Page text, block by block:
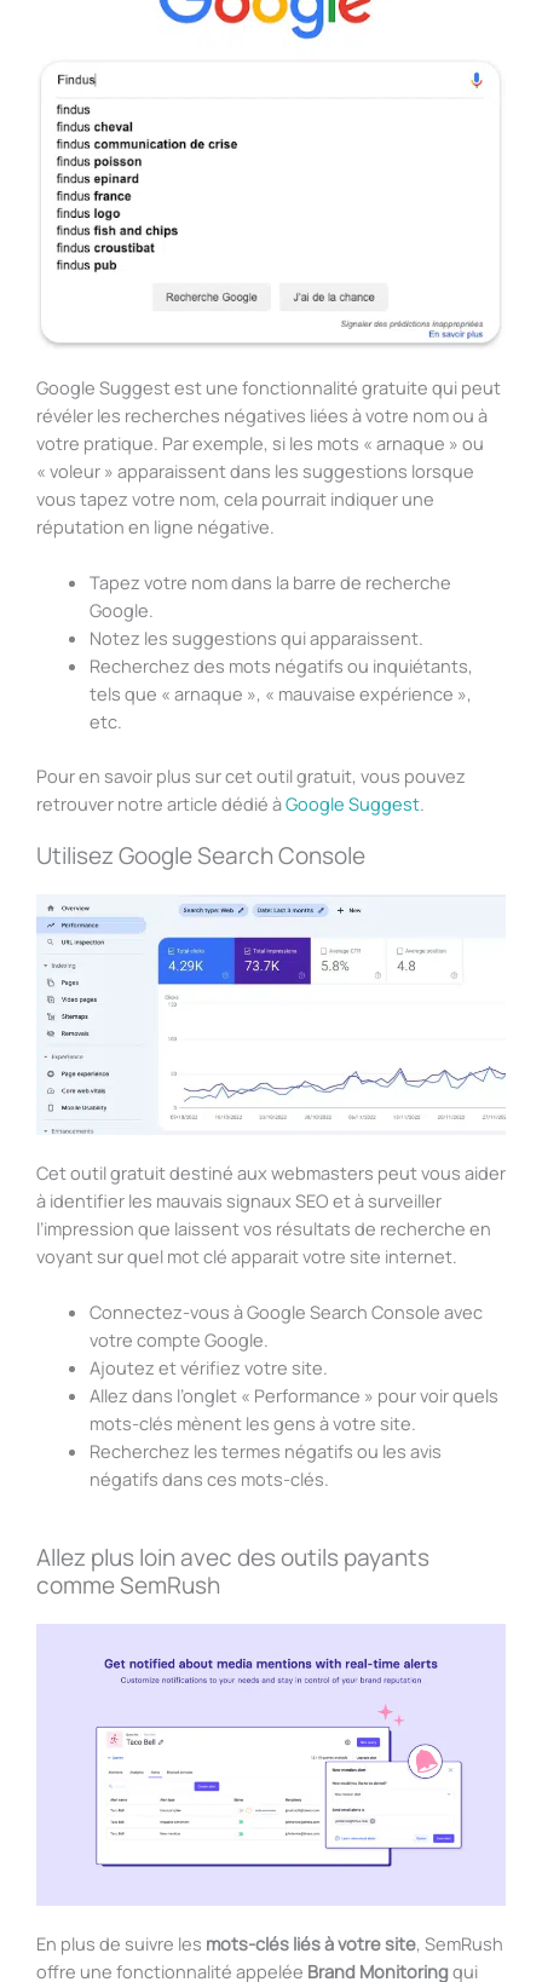
Google Suggest est une fonctionnalité gratuite qui peut
révéler les recherches négatives liées à votre nom ou à
votre pratique. Par exemple, si les mots « arnaque » ou
« voleur » apparaissent dans les suggestions lorsque
vous tapez votre nom, cela pourrait indiquer une
réputation en ligne négative.
Tapez votre nom dans la barre de recherche
Google.
Notez les suggestions qui apparaissent.
Recherchez des mots négatifs ou inquiétants,
tels que « arnaque », « mauvaise expérience »,
etc.
Pour en savoir plus sur cet outil gratuit, vous pouvez
retrouver notre article dédié àGoogle Suggest.
Utilisez Google Search Console
Cet outil gratuit destiné aux webmasters peut vous aider
à identifier les mauvais signaux SEO et à surveiller
l’impression que laissent vos résultats de recherche en
voyant sur quel mot clé apparait votre site internet.
Connectez-vous à Google Search Console avec
votre compte Google.
Ajoutez et vérifiez votre site.
Allez dans l’onglet « Performance » pour voir quels
mots-clés mènent les gens à votre site.
Recherchez les termes négatifs ou les avis
négatifs dans ces mots-clés.
Allez plus loin avec des outils payants
comme SemRush
En plus de suivre les mots-clés liés à votre site, SemRush
offre une fonctionnalité appelée Brand Monitoringqui